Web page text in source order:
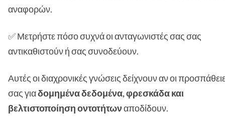
αναφορών.
✅ Μετρήστε πόσο συχνά οι ανταγωνιστές σας σας
αντικαθιστούν ή σας συνοδεύουν.
Αυτές οι διαχρονικές γνώσεις δείχνουν αν οι
σας γιαδομημένα δεδομένα, φρεσκάδα και
βελτιστοποίηση οντοτήτωναποδίδουν.